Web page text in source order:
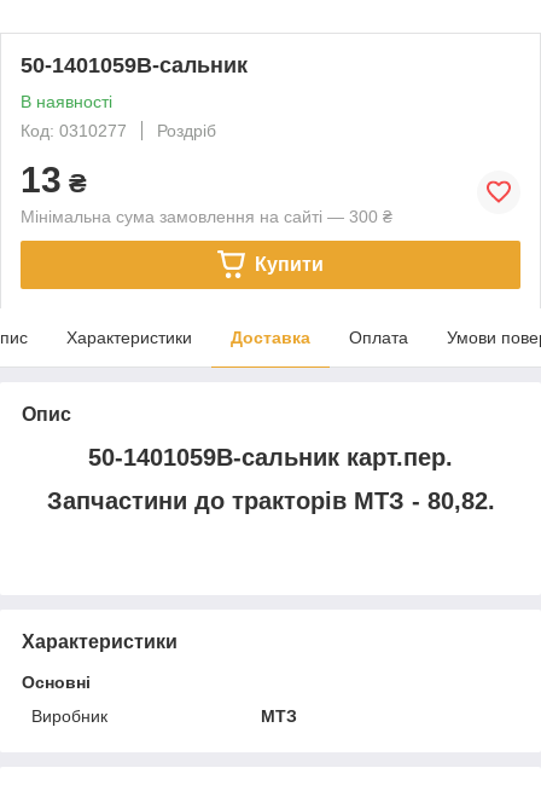
50-1401059В-сальник
В наявності
Код: 0310277
Роздріб
13 ₴
Мінімальна сума замовлення на сайті — 300 ₴
Купити
Характеристики Доставка Оплата Умови
Опис
50-1401059В-сальник карт.пер.
Запчастини до тракторів МТЗ - 80,82.
Характеристики
Основні
Виробник
МТЗ